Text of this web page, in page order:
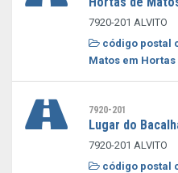
7920-201 ALVITO
código postal
Matos em Hortas
7920-201
Lugar do
7920-201 ALVITO
código postal